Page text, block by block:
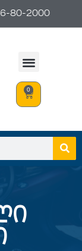
80-2000
0